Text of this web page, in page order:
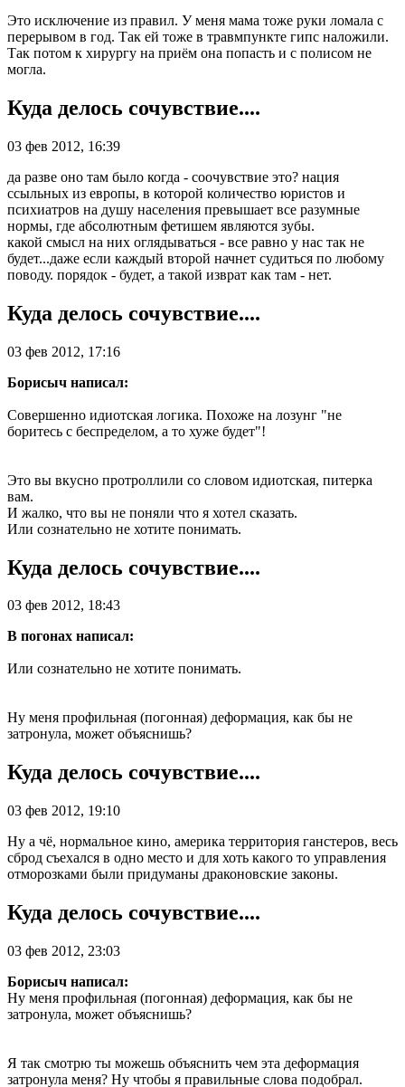
Это исключение из правил. У меня мама тоже руки ломала с
перерывом в год. Так ей тоже в травмпункте гипс наложили.
Так потом к хирургу на приём она попасть и с полисом не
могла.
Куда делось сочувствие....
03 фев 2012, 16:39
да разве оно там было когда - соочувствие это? нация
ссыльных из европы, в которой количество юристов и
психиатров на душу населения превышает все разумные
нормы, где абсолютным фетишем являются зубы.
какой смысл на них оглядываться - все равно у нас так не
будет...даже если каждый второй начнет судиться по любому
поводу. порядок - будет, а такой изврат как там - нет.
Куда делось сочувствие....
03 фев 2012, 17:16
Борисыч написал:
Совершенно идиотская логика. Похоже на лозунг "не
боритесь с беспределом, а то хуже будет"!
Это вы вкусно протроллили со словом идиотская, питерка
вам.
И жалко, что вы не поняли что я хотел сказать.
Или сознательно не хотите понимать.
Куда делось сочувствие....
03 фев 2012, 18:43
В погонах написал:
Или сознательно не хотите понимать.
Ну меня профильная (погонная) деформация, как бы не
затронула, может объяснишь?
Куда делось сочувствие....
03 фев 2012, 19:10
Ну а чё, нормальное кино, америка территория ганстеров, весь
сброд съехался в одно место и для хоть какого то управления
отморозками были придуманы драконовские законы.
Куда делось сочувствие....
03 фев 2012, 23:03
Борисыч написал:
Ну меня профильная (погонная) деформация, как бы не
затронула, может объяснишь?
Я так смотрю ты можешь объяснить чем эта деформация
затронула меня? Ну чтобы я правильные слова подобрал.